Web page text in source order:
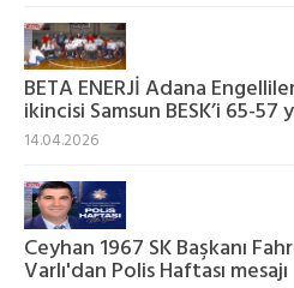
BETA ENERJİ Adana
ikincisi Samsun BESK’i 65-57
14.04.2026
Ceyhan 1967 SK Başkanı
Varlı'dan Polis Haftası mesajı